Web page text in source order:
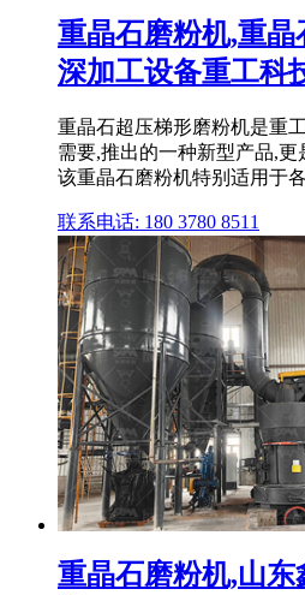
重晶石磨粉机,重
深加工设备重工科
重晶石超压梯形磨粉机是重
需要,推出的一种新型产品,更
该重晶石磨粉机特别适用于
联系电话: 180 3780 8511
重晶石磨粉机,山